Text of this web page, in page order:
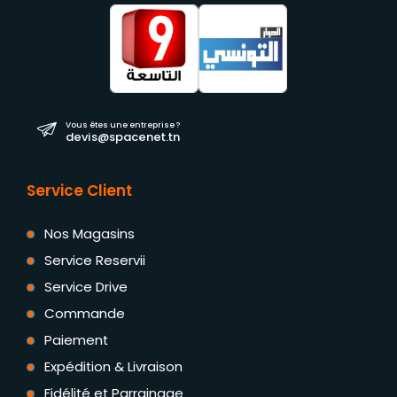
Vous êtes une entreprise ?
devis@spacenet.tn
Service Client
Nos Magasins
Service Reservii
Service Drive
Commande
Paiement
Expédition & Livraison
Fidélité et Parrainage